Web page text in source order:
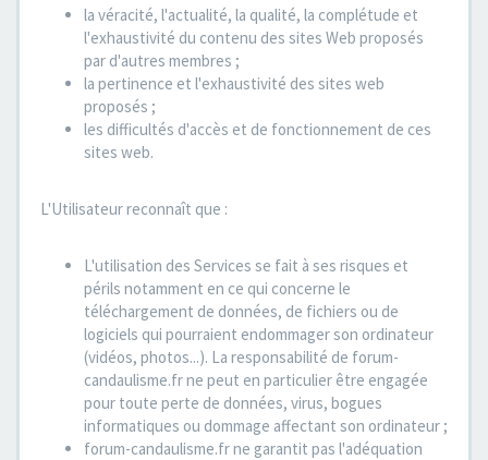
la véracité, l'actualité, la qualité, la complétude et
l'exhaustivité du contenu des sites Web proposés
par d'autres membres ;
la pertinence et l'exhaustivité des sites web
proposés ;
les difficultés d'accès et de fonctionnement de ces
sites web.
L'Utilisateur reconnaît que :
L'utilisation des Services se fait à ses risques et
périls notamment en ce qui concerne le
téléchargement de données, de fichiers ou de
logiciels qui pourraient endommager son ordinateur
(vidéos, photos...). La responsabilité de forum-
candaulisme.fr ne peut en particulier être engagée
pour toute perte de données, virus, bogues
informatiques ou dommage affectant son ordinateur ;
forum-candaulisme.fr ne garantit pas l'adéquation